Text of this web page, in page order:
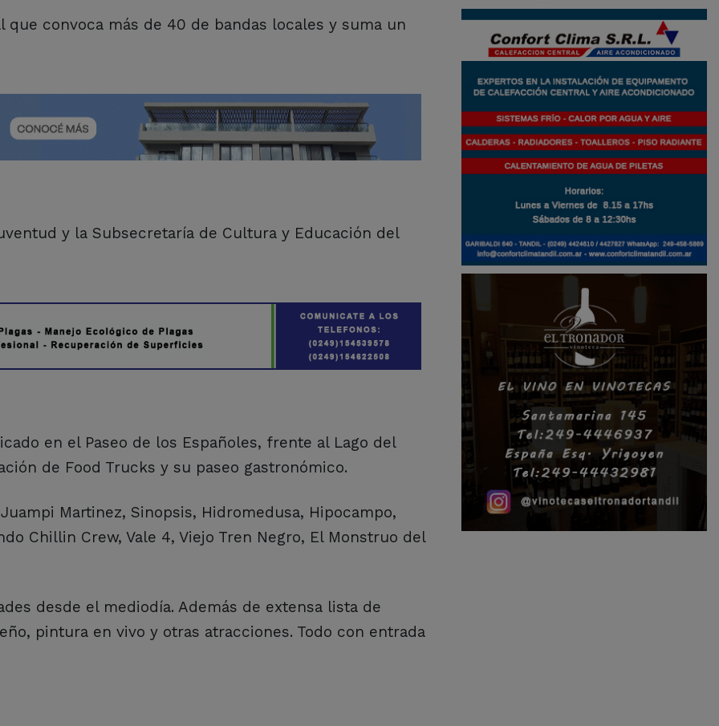
que convoca más de 40 de bandas locales y suma un
y la Subsecretaría de Cultura y Educación del
en el Paseo de los Españoles, frente al Lago del
de Food Trucks y su paseo gastronómico.
Martinez, Sinopsis, Hidromedusa, Hipocampo,
Chillin Crew, Vale 4, Viejo Tren Negro, El Monstruo del
desde el mediodía. Además de extensa lista de
pintura en vivo y otras atracciones. Todo con entrada